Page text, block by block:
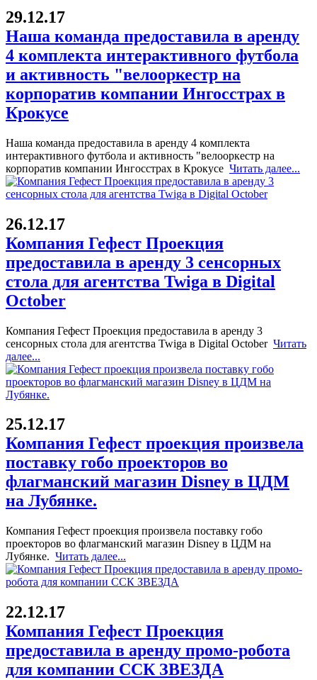
29.12.17
Наша команда предоставила в аренду
4 комплекта интерактивного футбола
и активность "велооркестр на
корпоратив компании Ингосстрах в
Крокусе
Наша команда предоставила в аренду 4 комплекта
интерактивного футбола и активность "велооркестр на
корпоратив компании Ингосстрах в Крокусе Читать далее...
26.12.17
Компания Гефест Проекция
предоставила в аренду 3 сенсорных
стола для агентства Twiga в Digital
October
Компания Гефест Проекция предоставила в аренду 3
сенсорных стола для агентства Twiga в Digital October Читать
далее...
25.12.17
Компания Гефест проекция произвела
поставку гобо проекторов во
флагманский магазин Disney в ЦДМ
на Лубянке.
Компания Гефест проекция произвела поставку гобо
проекторов во флагманский магазин Disney в ЦДМ на
Лубянке. Читать далее...
22.12.17
Компания Гефест Проекция
предоставила в аренду промо-робота
для компании ССК ЗВЕЗДА